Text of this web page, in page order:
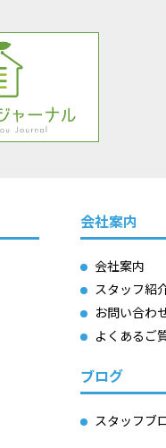
会社案内
会社案内
スタッフ紹
お問い合わ
よくあるご
ブログ
スタッフブ